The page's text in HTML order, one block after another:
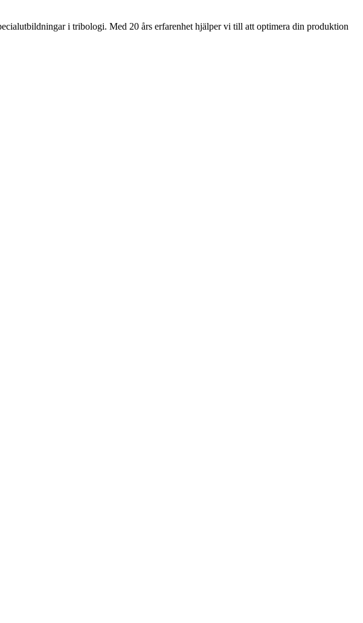
i tribologi. Med 20 års erfarenhet hjälper vi till att optimera din produktion